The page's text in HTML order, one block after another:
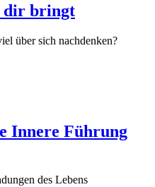
dir bringt
über sich nachdenken?
Innere Führung
des Lebens